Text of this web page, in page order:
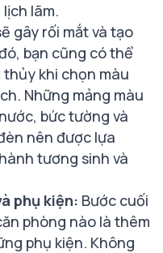
lãm.
gây rối mắt và tạo
bạn cũng có thể
khi chọn màu
Những mảng màu
bức tường và
nên được lựa
tương sinh và
phụ kiện: Bước cuối
phòng nào là thêm
phụ kiện. Không